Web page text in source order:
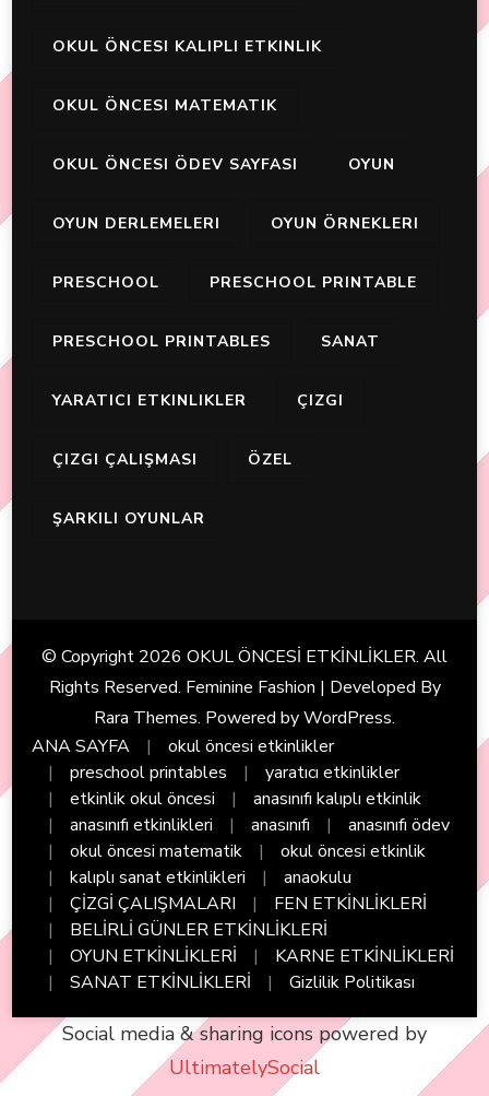
OKUL ÖNCESI KALIPLI ETKINLIK
OKUL ÖNCESI MATEMATIK
OKUL ÖNCESI ÖDEV SAYFASI OYUN
OYUN DERLEMELERI OYUN ÖRNEKLERI
PRESCHOOL PRESCHOOL PRINTABLE
PRESCHOOL PRINTABLES SANAT
YARATICI ETKINLIKLER ÇIZGI
ÇIZGI ÇALIŞMASI ÖZEL
ŞARKILI OYUNLAR
© Copyright 2026 OKUL ÖNCESİ ETKİNLİKLER. All
Rights Reserved. Feminine Fashion | Developed By
Rara Themes. Powered byWordPress.
ANA SAYFA
okul öncesi etkinlikler
preschool printables
yaratıcı etkinlikler
etkinlik okul öncesi
anasınıfı kalıplı etkinlik
anasınıfı etkinlikleri
anasınıfı
anasınıfı ödev
okul öncesi matematik
okul öncesi etkinlik
kalıplı sanat etkinlikleri
anaokulu
ÇİZGİ ÇALIŞMALARI
FEN ETKİNLİKLERİ
BELİRLİ GÜNLER ETKİNLİKLERİ
OYUN ETKİNLİKLERİ
KARNE ETKİNLİKLERİ
SANAT ETKİNLİKLERİ
Gizlilik Politikası
Social media & sharing icons powered by
UltimatelySocial